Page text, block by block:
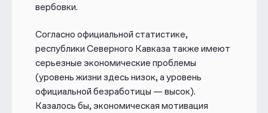
вербовки.
Согласно официальной статистике,
республики Северного Кавказа также имеют
серьезные экономические проблемы
(уровень жизни здесь низок, а уровень
официальной безработицы — высок).
Казалось бы, экономическая мотивация